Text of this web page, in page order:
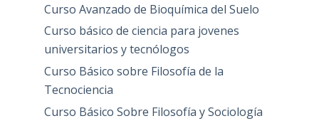
Curso Avanzado de Bioquímica del Suelo
Curso básico de ciencia para jovenes
universitarios y tecnólogos
Curso Básico sobre Filosofía de la
Tecnociencia
Curso Básico Sobre Filosofía y Sociología